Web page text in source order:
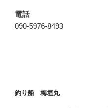
電話
090-5976-8493
釣り船 梅垣丸